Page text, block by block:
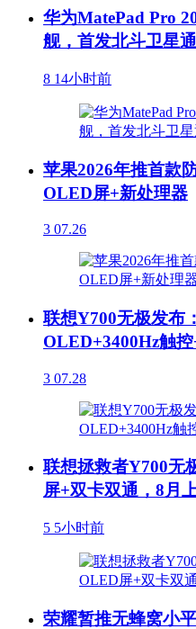
华为MatePad Pro
舰，首发北斗卫星
8 14小时前
苹果2026年推首款
OLED屏+新处理器
3 07.26
联想Y700无极发布
OLED+3400Hz触
3 07.28
联想拯救者Y700无
屏+双卡双通，8月
5 5小时前
荣耀暂推无蜂窝小